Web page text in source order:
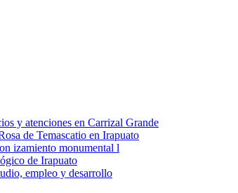
y atenciones en Carrizal Grande
de Temascatio en Irapuato
izamiento monumental l
de Irapuato
empleo y desarrollo